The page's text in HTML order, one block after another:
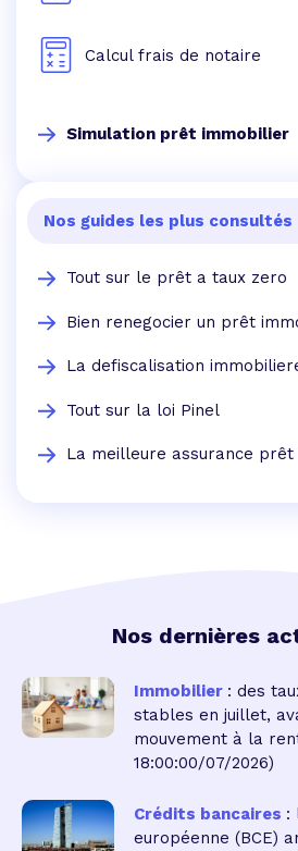
Calcul frais de notaire
Simulation prêt immobilier
Nos guides les plus consultés
Tout sur le prêt a taux zero
Bien renegocier un prêt
La defiscalisation
Tout sur la loi Pinel
La meilleure assurance
Nos dernières
Immobilier : des
stables en juillet,
mouvement à la
18:00:00/07/2026)
Crédits bancaires :
européenne (BCE)